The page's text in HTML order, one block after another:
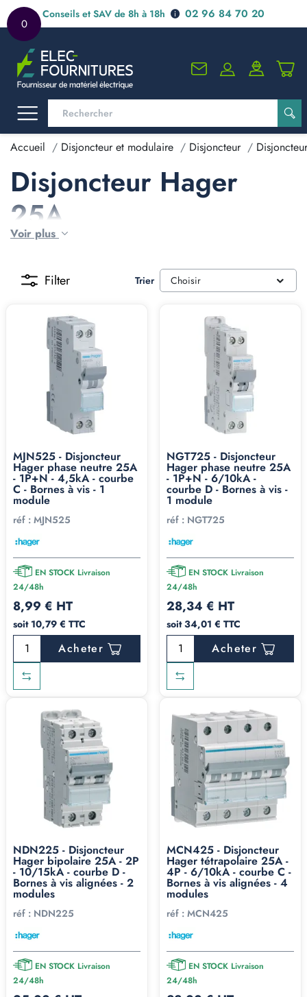
0
Conseils et SAV de 8h à 18h 02 96 84 70 20
Accueil Disjoncteur et modulaire Disjoncteur
Disjoncteur Hager
25A
Voir plus
Filter Trier Choisir
MJN525 - Disjoncteur
Hager phase neutre 25A
- 1P+N - 4,5kA - courbe
C - Bornes à vis - 1
module
réf : MJN525
EN STOCK Livraison
24/48h
8,99 € HT
soit 10,79 € TTC
Acheter
NGT725 - Disjoncteur
Hager phase neutre 25A
- 1P+N - 6/10kA -
courbe D - Bornes à vis -
1 module
réf : NGT725
EN STOCK Livraison
24/48h
28,34 € HT
soit 34,01 € TTC
Acheter
NDN225 - Disjoncteur
Hager bipolaire 25A - 2P
- 10/15kA - courbe D -
Bornes à vis alignées - 2
modules
réf : NDN225
EN STOCK Livraison
24/48h
MCN425 - Disjoncteur
Hager tétrapolaire 25A -
4P - 6/10kA - courbe C -
Bornes à vis alignées - 4
modules
réf : MCN425
EN STOCK Livraison
24/48h